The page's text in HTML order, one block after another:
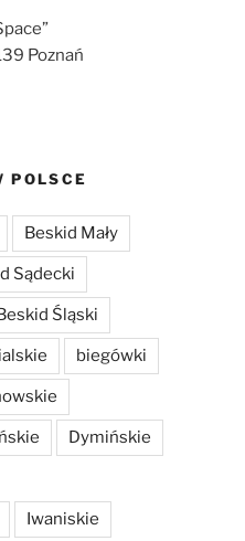
Poznań
POLSCE
Beskid Mały
Sądecki
Śląski
biegówki
Dymińskie
Iwaniskie